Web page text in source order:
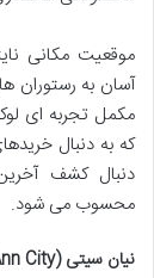
موقعیت مکانی
آسان به رستوران
مکمل تجربه ای
که به دنبال
دنبال کشف
محسوب می شود.
نیان سیتی (Ngee Ann City): تجمل در کنار تنوع